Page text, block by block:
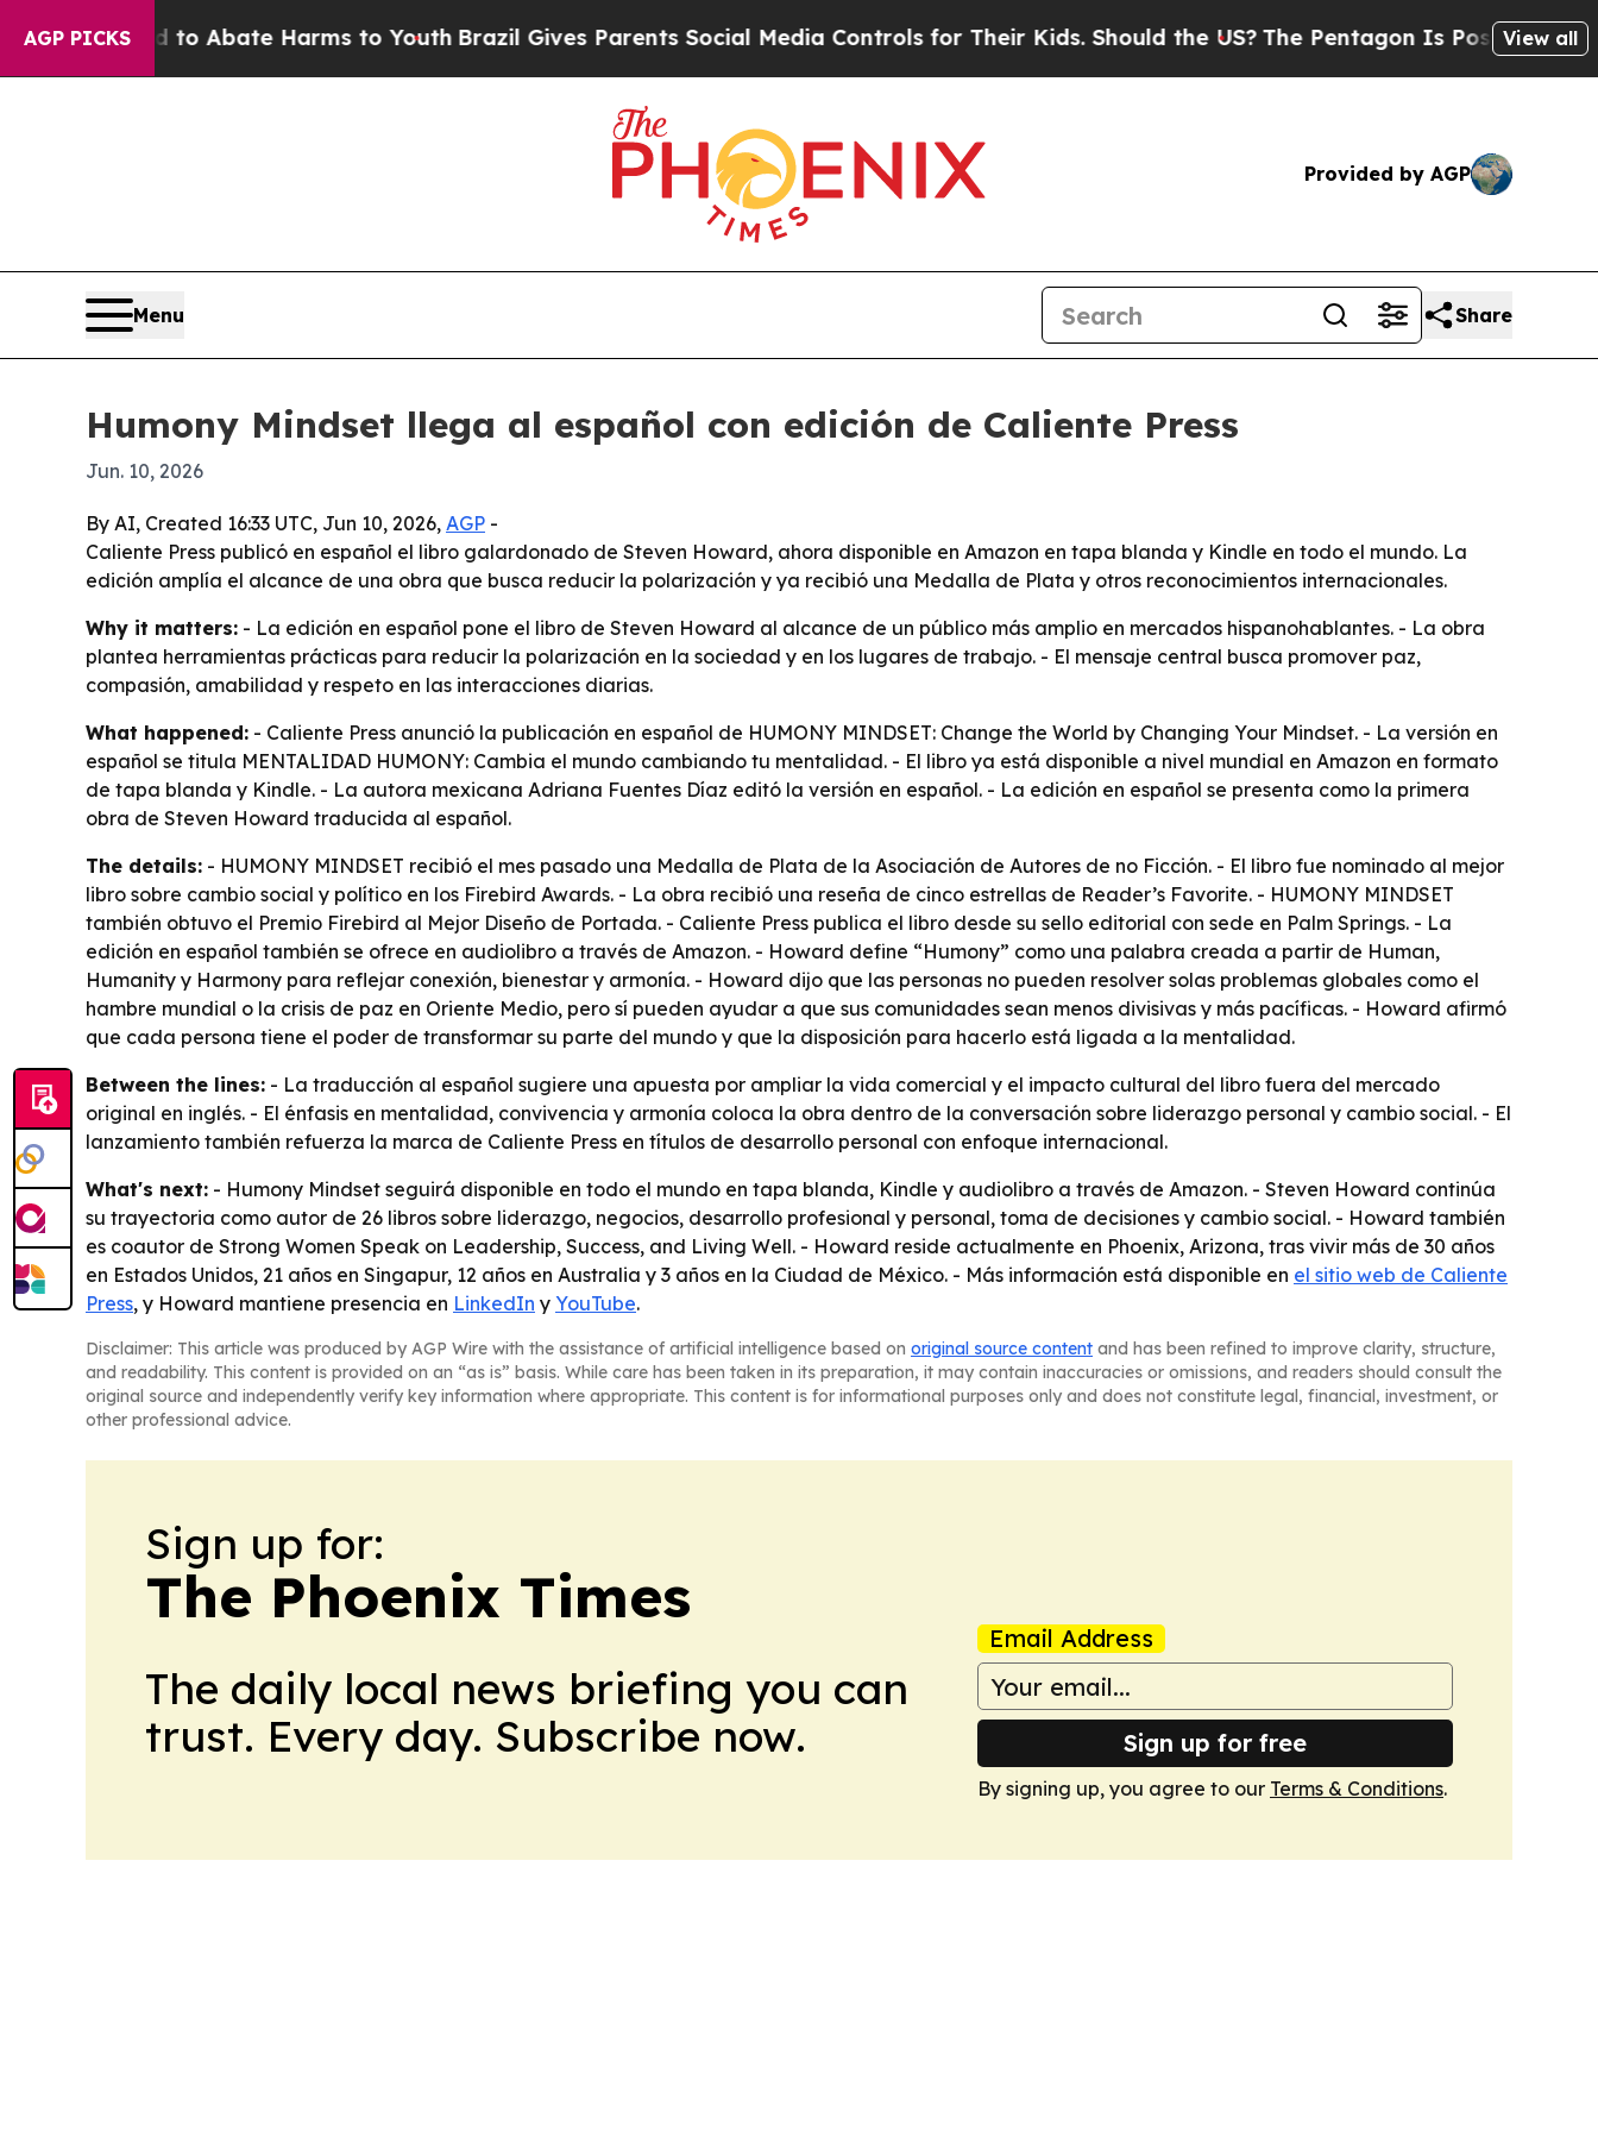
AGP PICKS
Fund to Abate Harms to Youth Brazil Gives Parents Social Media Controls for Their Kids. Should the US?The Pentagon Is Posting Cryptic
View all
Provided by AGP
Menu Share
Humony Mindset llega al español con edición de Caliente Press
Jun. 10, 2026
By AI, Created 16:33 UTC, Jun 10, 2026, AGP -
Caliente Press publicó en español el libro galardonado de Steven Howard, ahora disponible en Amazon en tapa blanda y Kindle en todo el mundo. La
edición amplía el alcance de una obra que busca reducir la polarización y ya recibió una Medalla de Plata y otros reconocimientos internacionales.
Why it matters: - La edición en español pone el libro de Steven Howard al alcance de un público más amplio en mercados hispanohablantes. - La obra
plantea herramientas prácticas para reducir la polarización en la sociedad y en los lugares de trabajo. - El mensaje central busca promover paz,
compasión, amabilidad y respeto en las interacciones diarias.
What happened: - Caliente Press anunció la publicación en español de HUMONY MINDSET: Change the World by Changing Your Mindset. - La versión en
español se titula MENTALIDAD HUMONY: Cambia el mundo cambiando tu mentalidad. - El libro ya está disponible a nivel mundial en Amazon en formato
de tapa blanda y Kindle. - La autora mexicana Adriana Fuentes Díaz editó la versión en español. - La edición en español se presenta como la primera
obra de Steven Howard traducida al español.
The details: - HUMONY MINDSET recibió el mes pasado una Medalla de Plata de la Asociación de Autores de no Ficción. - El libro fue nominado al mejor
libro sobre cambio social y político en los Firebird Awards. - La obra recibió una reseña de cinco estrellas de Reader’s Favorite. - HUMONY MINDSET
también obtuvo el Premio Firebird al Mejor Diseño de Portada. - Caliente Press publica el libro desde su sello editorial con sede en Palm Springs. - La
edición en español también se ofrece en audiolibro a través de Amazon. - Howard define “Humony” como una palabra creada a partir de Human,
Humanity y Harmony para reflejar conexión, bienestar y armonía. - Howard dijo que las personas no pueden resolver solas problemas globales como el
hambre mundial o la crisis de paz en Oriente Medio, pero sí pueden ayudar a que sus comunidades sean menos divisivas y más pacíficas. - Howard afirmó
que cada persona tiene el poder de transformar su parte del mundo y que la disposición para hacerlo está ligada a la mentalidad.
Between the lines: - La traducción al español sugiere una apuesta por ampliar la vida comercial y el impacto cultural del libro fuera del mercado
original en inglés. - El énfasis en mentalidad, convivencia y armonía coloca la obra dentro de la conversación sobre liderazgo personal y cambio social. - El
lanzamiento también refuerza la marca de Caliente Press en títulos de desarrollo personal con enfoque internacional.
What's next: - Humony Mindset seguirá disponible en todo el mundo en tapa blanda, Kindle y audiolibro a través de Amazon. - Steven Howard continúa
su trayectoria como autor de 26 libros sobre liderazgo, negocios, desarrollo profesional y personal, toma de decisiones y cambio social. - Howard también
es coautor de Strong Women Speak on Leadership, Success, and Living Well. - Howard reside actualmente en Phoenix, Arizona, tras vivir más de 30 años
en Estados Unidos, 21 años en Singapur, 12 años en Australia y 3 años en la Ciudad de México. - Más información está disponible en el sitio web de Caliente
Press, y Howard mantiene presencia en LinkedIn y YouTube.
Disclaimer: This article was produced by AGP Wire with the assistance of artificial intelligence based on original source content and has been refined to improve clarity, structure,
and readability. This content is provided on an “as is” basis. While care has been taken in its preparation, it may contain inaccuracies or omissions, and readers should consult the
original source and independently verify key information where appropriate. This content is for informational purposes only and does not constitute legal, financial, investment, or
other professional advice.
Sign up for:
The Phoenix Times
The daily local news briefing you can
trust. Every day. Subscribe now.
Email Address
Sign up for free
By signing up, you agree to our Terms & Conditions.